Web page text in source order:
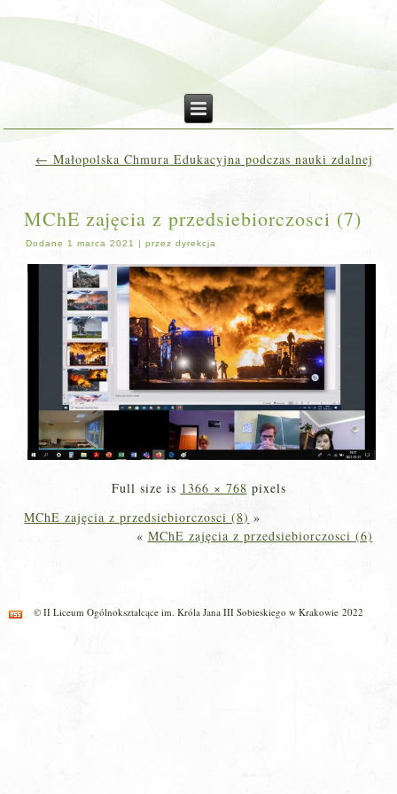
← Małopolska Chmura Edukacyjna podczas nauki zdalnej
MChE zajęcia z przedsiebiorczosci (7)
Dodane 1 marca 2021 |przez dyrekcja
Full size is 1366 × 768 pixels
MChE zajęcia z przedsiebiorczosci (8) »
« MChE zajęcia z przedsiebiorczosci (6)
© II Liceum Ogólnokształcące im. Króla Jana III Sobieskiego w Krakowie 2022